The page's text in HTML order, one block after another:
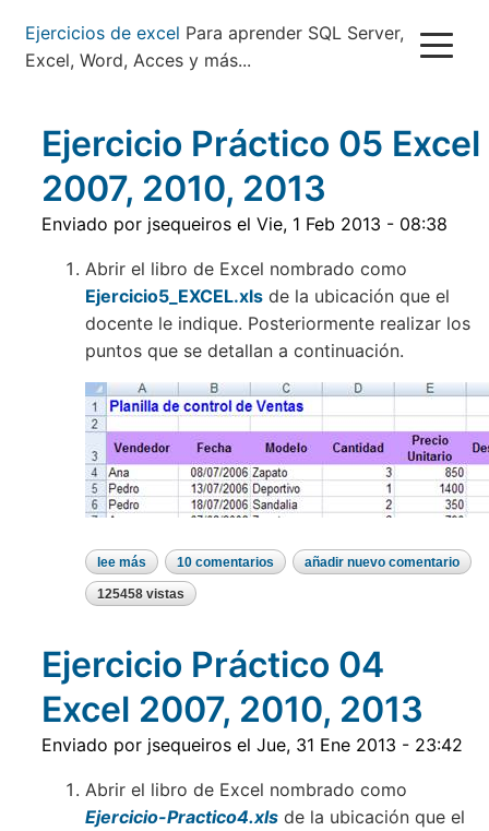
Pasar
contenido
Ejercicios de excel Para aprender SQL Server,
Excel, Word, Acces y más...
Ejercicio Práctico 05 Excel
2007, 2010, 2013
Enviado por jsequeiros el Vie, 1 Feb 2013 - 08:38
Abrir el libro de Excel nombrado como
Ejercicio5_EXCEL.xls de la ubicación que el
docente le indique. Posteriormente realizar los
puntos que se detallan a continuación.
lee más sobre
ejercicio
práctico
05
2010,
2013
10 comentarios añadir nuevo comentario
125458 vistas
Ejercicio Práctico 04
Excel 2007, 2010, 2013
Enviado por jsequeiros el Jue, 31 Ene 2013 - 23:42
Abrir el libro de Excel nombrado como
Ejercicio-Practico4.xls de la ubicación que el